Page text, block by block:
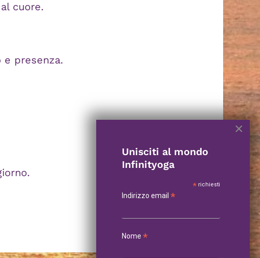
cuore.
e presenza.
×
Unisciti al mondo
Infinityoga
* richiesti
Indirizzo email *
Nome *